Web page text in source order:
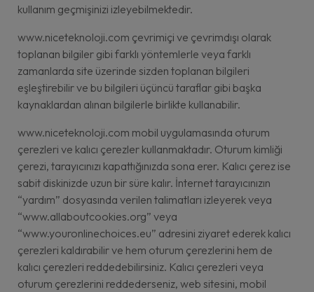
kullanım geçmişinizi izleyebilmektedir.
www.niceteknoloji.com çevrimiçi ve çevrimdışı olarak
toplanan bilgiler gibi farklı yöntemlerle veya farklı
zamanlarda site üzerinde sizden toplanan bilgileri
eşleştirebilir ve bu bilgileri üçüncü taraflar gibi başka
kaynaklardan alınan bilgilerle birlikte kullanabilir.
www.niceteknoloji.com mobil uygulamasında oturum
çerezleri ve kalıcı çerezler kullanmaktadır. Oturum kimliği
çerezi, tarayıcınızı kapattığınızda sona erer. Kalıcı çerez ise
sabit diskinizde uzun bir süre kalır. İnternet tarayıcınızın
“yardım” dosyasında verilen talimatları izleyerek veya
“www.allaboutcookies.org” veya
“www.youronlinechoices.eu” adresini ziyaret ederek kalıcı
çerezleri kaldırabilir ve hem oturum çerezlerini hem de
kalıcı çerezleri reddedebilirsiniz. Kalıcı çerezleri veya
oturum çerezlerini reddederseniz, web sitesini, mobil